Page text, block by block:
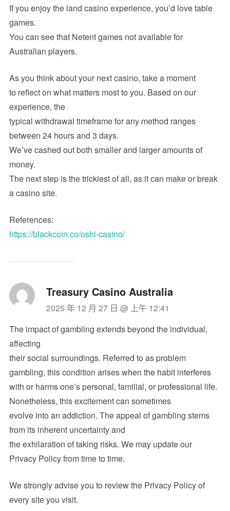
If you enjoy the land casino experience, you’d love table
games.
You can see that Netent games not available for
Australian players.
As you think about your next casino, take a moment
to reflect on what matters most to you. Based on our
experience, the
typical withdrawal timeframe for any method ranges
between 24 hours and 3 days.
We’ve cashed out both smaller and larger amounts of
money.
The next step is the trickiest of all, as it can make or break
a casino site.
References:
https://blackcoin.co/oshi-casino/
Treasury Casino Australia
2025 年 12 月 27 日 @ 上午 12:41
The impact of gambling extends beyond the individual,
affecting
their social surroundings. Referred to as problem
gambling, this condition arises when the habit interferes
with or harms one’s personal, familial, or professional life.
Nonetheless, this excitement can sometimes
evolve into an addiction. The appeal of gambling stems
from its inherent uncertainty and
the exhilaration of taking risks. We may update our
Privacy Policy from time to time.
We strongly advise you to review the Privacy Policy of
every site you visit.